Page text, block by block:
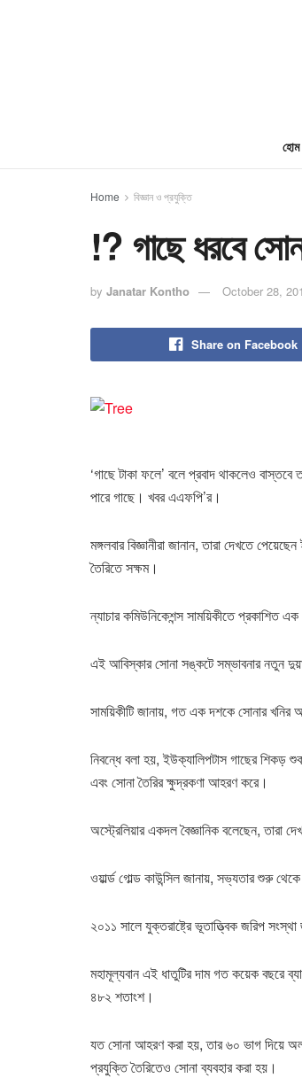
হোম
Home বিজ্ঞান ও প্রযুক্তি
!? গাছে ধরবে
by Janatar Kontho October 28,
Share on Facebook
‘গাছে টাকা ফলে’ বলে প্রবাদ থাকলেও
পারে গাছে। খবর এএফপি’র।
মঙ্গলবার বিজ্ঞানীরা জানান, তারা দেখতে
তৈরিতে সক্ষম।
ন্যাচার কমিউনিকেশন্স সাময়িকীতে প্রকাশিত
এই আবিস্কার সোনা সঙ্কটে সম্ভাবনার নতুন
সাময়িকীটি জানায়, গত এক দশকে সোনার
নিবন্ধে বলা হয়, ইউক্যালিপটাস গাছের
এবং সোনা তৈরির ক্ষুদ্রকণা আহরণ করে।
অস্ট্রেলিয়ার একদল বৈজ্ঞানিক বলেছেন, তারা
ওয়ার্ল্ড গোল্ড কাউন্সিল জানায়, সভ্যতার শুরু
২০১১ সালে যুক্তরাষ্ট্রে ভূতাত্ত্বিক জরিপ
মহামূল্যবান এই ধাতুটির দাম গত কয়েক বছরে
৪৮২ শতাংশ।
যত সোনা আহরণ করা হয়, তার ৬০ ভাগ দিয়ে
প্রযুক্তি তৈরিতেও সোনা ব্যবহার করা হয়।